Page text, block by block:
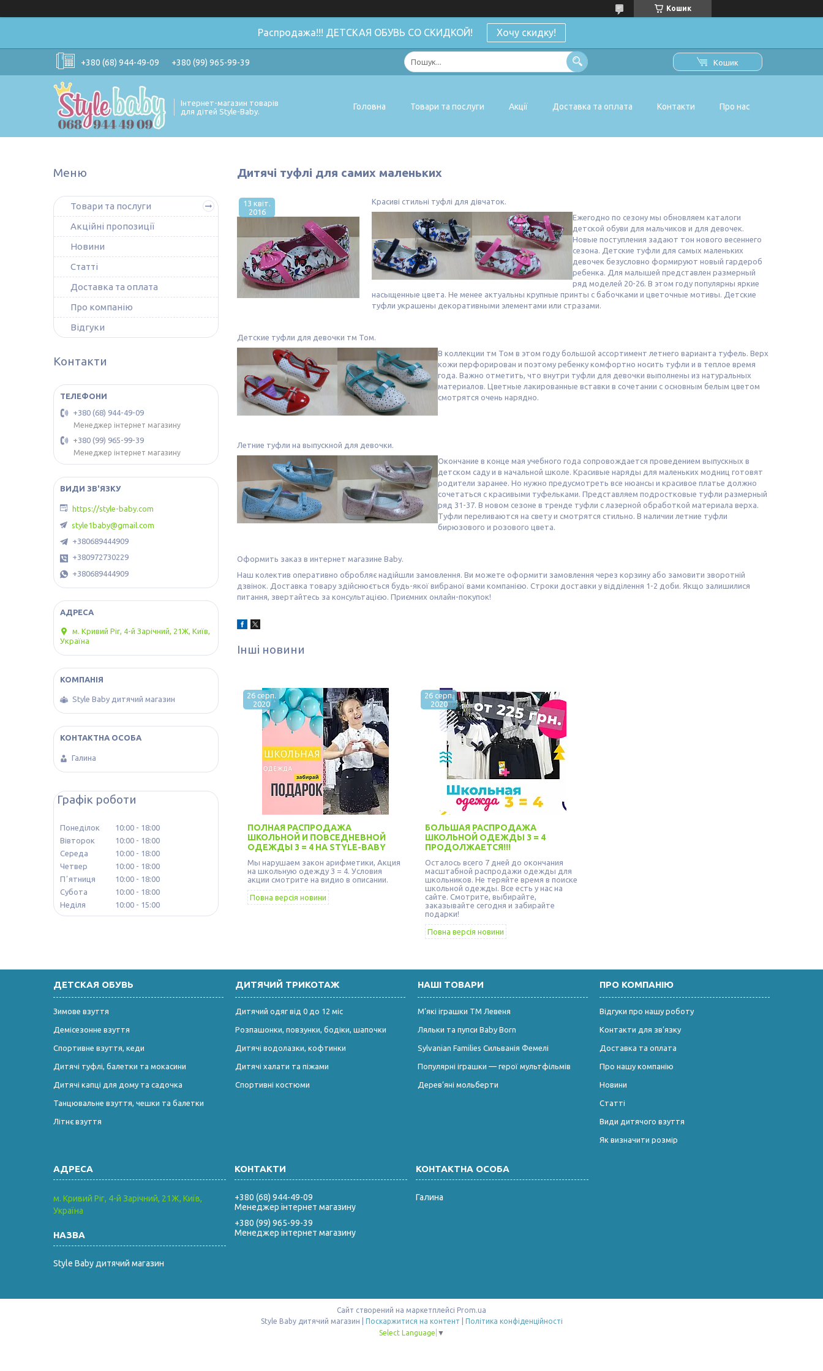
Кошик
Распродажа!!! ДЕТСКАЯ ОБУВЬ СО СКИДКОЙ! Хочу скидку!
+380 (68) 944-49-09 +380 (99) 965-99-39 Кошик
Інтернет-магазин товарів
для дітей Style-Baby.
Головна Товари та послуги Акції Доставка та оплата Контакти Про нас
Дитячі туфлі для самих маленьких
13 квіт.
2016
Красиві стильні туфлі для дівчаток.
Ежегодно по сезону мы обновляем каталоги
детской обуви для мальчиков и для девочек.
Новые поступления задают тон нового весеннего
сезона. Детские туфли для самых маленьких
девочек безусловно формируют новый гардероб
ребенка. Для малышей представлен размерный
ряд моделей 20-26. В этом году популярны яркие
насыщенные цвета. Не менее актуальны крупные принты с бабочками и цветочные мотивы. Детские
туфли украшены декоративными элементами или стразами.
Детские туфли для девочки тм Том.
В коллекции тм Том в этом году большой ассортимент летнего варианта туфель. Верх
кожи перфорирован и поэтому ребенку комфортно носить туфли и в теплое время
года. Важно отметить, что внутри туфли для девочки выполнены из натуральных
материалов. Цветные лакированные вставки в сочетании с основным белым цветом
смотрятся очень нарядно.
Летние туфли на выпускной для девочки.
Окончание в конце мая учебного года сопровождается проведением выпускных в
детском саду и в начальной школе. Красивые наряды для маленьких модниц готовят
родители заранее. Но нужно предусмотреть все нюансы и красивое платье должно
сочетаться с красивыми туфельками. Представляем подростковые туфли размерный
ряд 31-37. В новом сезоне в тренде туфли с лазерной обработкой материала верха.
Туфли переливаются на свету и смотрятся стильно. В наличии летние туфли
бирюзового и розового цвета.
Оформить заказ в интернет магазине Вaby.
Наш колектив оперативно обробляє надійшли замовлення. Ви можете оформити замовлення через корзину або замовити зворотній
дзвінок. Доставка товару здійснюється будь-якої вибраної вами компанією. Строки доставки у відділення 1-2 доби. Якщо залишилися
питання, звертайтесь за консультацією. Приємних онлайн-покупок!
Інші новини
26 серп.
2020
ПОЛНАЯ РАСПРОДАЖА
ШКОЛЬНОЙ И ПОВСЕДНЕВНОЙ
ОДЕЖДЫ 3 = 4 НА STYLE-BABY
Мы нарушаем закон арифметики, Акция
на школьную одежду 3 = 4. Условия
акции смотрите на видио в описании.
Повна версія новини
26 серп.
2020
БОЛЬШАЯ РАСПРОДАЖА
ШКОЛЬНОЙ ОДЕЖДЫ 3 = 4
ПРОДОЛЖАЕТСЯ!!!
Осталось всего 7 дней до окончания
масштабной распродажи одежды для
школьников. Не теряйте время в поиске
школьной одежды. Все есть у нас на
сайте. Смотрите, выбирайте,
заказывайте сегодня и забирайте
подарки!
Повна версія новини
Товари та послуги
Акційні пропозиції
Новини
Статті
Доставка та оплата
Про компанію
Відгуки
Контакти
+380 (68) 944-49-09
Менеджер інтернет магазину
+380 (99) 965-99-39
Менеджер інтернет магазину
https://style-baby.com
style1baby@gmail.com
+380689444909
+380972730229
+380689444909
м. Кривий Ріг, 4-й Зарічний, 21Ж, Київ,
Україна
Style Baby дитячий магазин
Галина
Графік роботи
Понеділок 10:00
18:00
Вівторок
10:00
18:00
Середа
10:00
18:00
Четвер
10:00
18:00
Пʼятниця
10:00
18:00
Субота
10:00
18:00
Неділя
10:00 15:00
ДЕТСКАЯ ОБУВЬ
Зимове взуття
Демісезонне взуття
Спортивне взуття, кеди
Дитячі туфлі, балетки та мокасини
Дитячі капці для дому та садочка
Танцювальне взуття, чешки та балетки
Літнє взуття
ДИТЯЧИЙ ТРИКОТАЖ
Дитячий одяг від 0 до 12 міс
Розпашонки, повзунки, бодіки, шапочки
Дитячі водолазки, кофтинки
Дитячі халати та піжами
Спортивні костюми
НАШІ ТОВАРИ
М’які іграшки ТМ Левеня
Ляльки та пупси Baby Born
Sylvanian Families Сильванія Фемелі
Популярні іграшки — герої мультфільмів
Дерев’яні мольберти
ПРО КОМПАНІЮ
Відгуки про нашу роботу
Контакти для зв’язку
Доставка та оплата
Про нашу компанію
Новини
Статті
Види дитячого взуття
Як визначити розмір
м. Кривий Ріг, 4-й Зарічний, 21Ж, Київ,
Україна
Style Baby дитячий магазин
+380 (68) 944-49-09
Менеджер інтернет магазину
+380 (99) 965-99-39
Менеджер інтернет магазину
Галина
Сайт створений на маркетплейсі Prom.ua
Поскаржитися на контент
Політика конфіденційності
Select Language ▼